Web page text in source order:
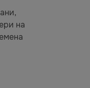
на